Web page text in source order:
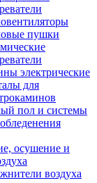
пушки
электрические
для
пол и системы
осушение и
воздуха